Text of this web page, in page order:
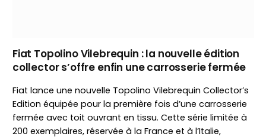
Fiat Topolino Vilebrequin : la nouvelle édition
collector s’offre enfin une carrosserie fermée
Fiat lance une nouvelle Topolino Vilebrequin Collector’s
Edition équipée pour la première fois d’une carrosserie
fermée avec toit ouvrant en tissu. Cette série limitée à
200 exemplaires, réservée à la France et à l’Italie,